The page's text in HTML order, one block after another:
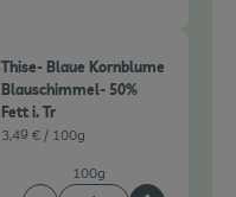
Thise- Blaue Kornblume
Blauschimmel- 50%
Fett i. Tr
3,49 € / 100g
100g